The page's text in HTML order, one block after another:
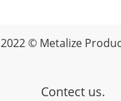
2022 © Metalize
Contect us.